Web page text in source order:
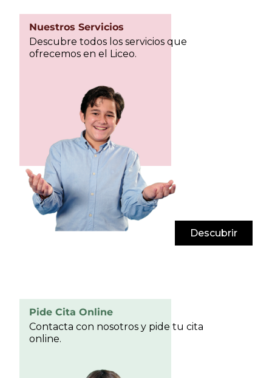
Nuestros Servicios
Descubre todos los servicios que
ofrecemos en el Liceo.
Descubrir
Pide Cita Online
Contacta con nosotros y pide tu cita
online.